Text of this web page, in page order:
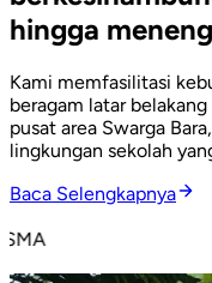
hingga
Kami memfasilitasi
beragam latar
pusat area Swarga
lingkungan sekolah
Baca Selengkapnya
Berdedikasi dalam
berkualitas di Kutai